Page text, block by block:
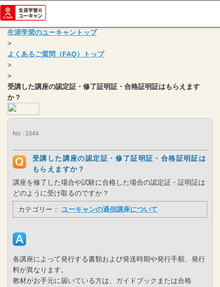
生涯学習のユーキャントップ
>
よくあるご質問（FAQ）トップ
>
>
受講した講座の認定証・修了証明証・合格証明証はもらえます
か？
No : 3344
受講した講座の認定証・修了証明証・合格証明証は
もらえますか？
講座を修了した場合や試験に合格した場合の認定証・証明証は
どのように受け取るのですか？
カテゴリー： ユーキャンの通信講座について
各講座によって発行する書類および発送時期や発行手順、発行
料が異なります。
教材がお手元に届いている方は、ガイドブックまたは合格